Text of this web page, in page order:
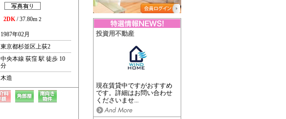
投資用不動産
現在賃貸中ですがおすすめ
です。詳細はお問い合わせ
くださいませ...
2DK/ 37.80m 2
1987年02月
東京都杉並区上荻2
中央本線 荻窪 駅 徒歩 10
分
木造